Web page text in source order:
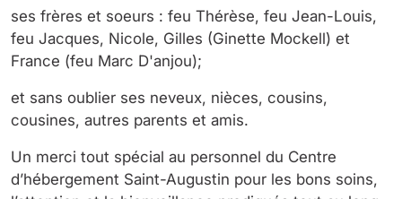
ses frères et soeurs : feu Thérèse, feu Jean-Louis,
feu Jacques, Nicole, Gilles (Ginette Mockell) et
France (feu Marc D'anjou);
et sans oublier ses neveux, nièces, cousins,
cousines, autres parents et amis.
Un merci tout spécial au personnel du Centre
d’hébergement Saint-Augustin pour les bons soins,